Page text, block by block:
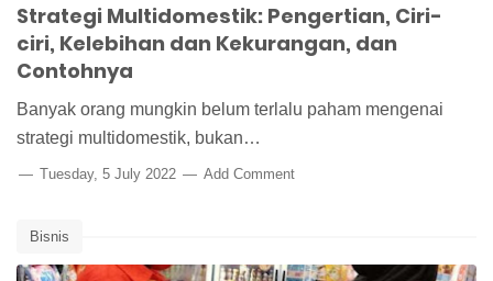
Strategi Multidomestik: Pengertian, Ciri-
ciri, Kelebihan dan Kekurangan, dan
Contohnya
Banyak orang mungkin belum terlalu paham mengenai
strategi multidomestik, bukan…
Tuesday, 5 July 2022 Add Comment
Bisnis